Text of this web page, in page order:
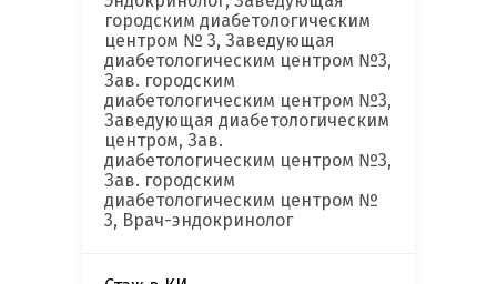
городским диабетологическим
центром № 3, Заведующая
диабетологическим центром №3,
Зав. городским
диабетологическим центром №3,
Заведующая диабетологическим
центром, Зав.
диабетологическим центром №3,
Зав. городским
диабетологическим центром №
3, Врач-эндокринолог